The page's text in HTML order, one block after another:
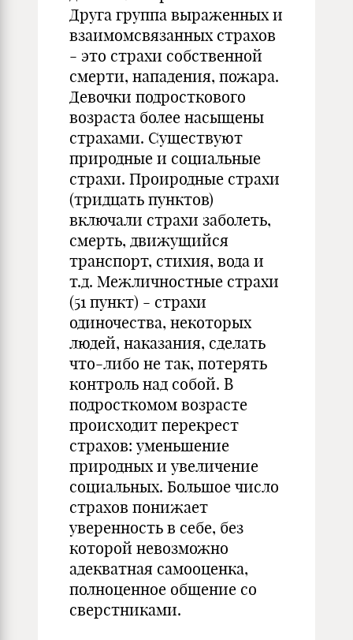
Друга группа выраженных и
взаимомсвязанных страхов
- это страхи собственной
смерти, нападения, пожара.
Девочки подросткового
возраста более насыщены
страхами. Существуют
природные и социальные
страхи. Проиродные страхи
(тридцать пунктов)
включали страхи заболеть,
смерть, движущийся
транспорт, стихия, вода и
т.д. Межличностные страхи
(51 пункт) - страхи
одиночества, некоторых
людей, наказания, сделать
что-либо не так, потерять
контроль над собой. В
подросткомом возрасте
происходит перекрест
страхов: уменьшение
природных и увеличение
социальных. Большое число
страхов понижает
уверенность в себе, без
которой невозможно
адекватная самооценка,
полноценное общение со
сверстниками.